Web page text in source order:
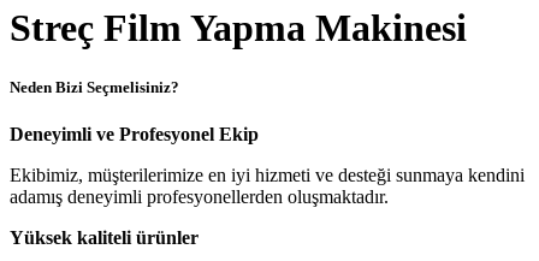
Streç Film Yapma Makinesi
Neden Bizi Seçmelisiniz?
Deneyimli ve Profesyonel Ekip
Ekibimiz, müşterilerimize en iyi hizmeti ve desteği sunmaya kendini
adamış deneyimli profesyonellerden oluşmaktadır.
Yüksek kaliteli ürünler